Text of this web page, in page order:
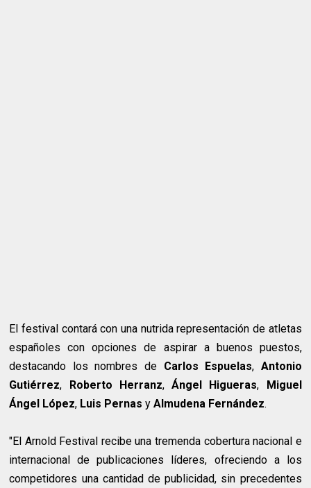
El festival contará con una nutrida representación de atletas
españoles con opciones de aspirar a buenos puestos,
destacando los nombres de Carlos Espuelas, Antonio
Gutiérrez, Roberto Herranz,Ángel Higueras,
Miguel
Ángel López, Luis Pernas yAlmudena Fernández.
"El Arnold Festival recibe una tremenda cobertura nacional e
internacional de publicaciones líderes, ofreciendo a los
competidores una cantidad de publicidad, sin precedentes